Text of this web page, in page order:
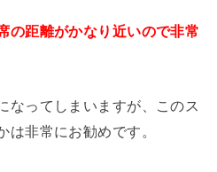
の距離がかなり近いので非常
なってしまいますが、このス
は非常にお勧めです。